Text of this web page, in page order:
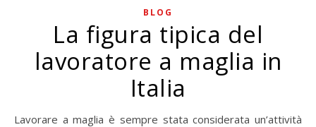
BLOG
La figura tipica del
lavoratore a maglia in
Italia
Lavorare a maglia è sempre stata considerata un’attività